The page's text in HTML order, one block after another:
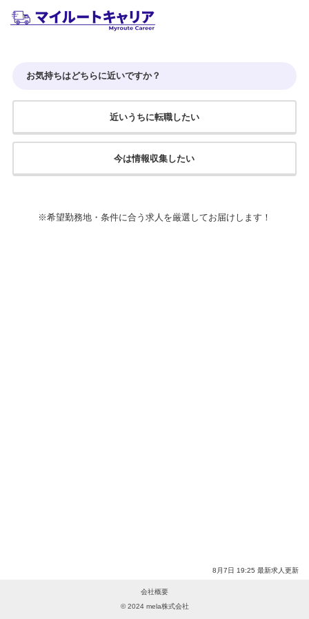
お気持ちはどちらに近いですか？
近いうちに転職したい
今は情報収集したい
※希望勤務地・条件に合う求人を厳選してお届けします！
8月7日 19:25 最新求人更新
会社概要
© 2024 mela株式会社